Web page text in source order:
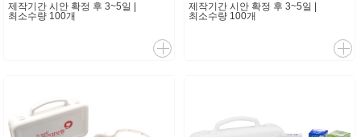
제작기간 시안 확정 후 3~5일 |
최소수량 100개
제작기간 시안 확정 후 3~5일 |
최소수량 100개